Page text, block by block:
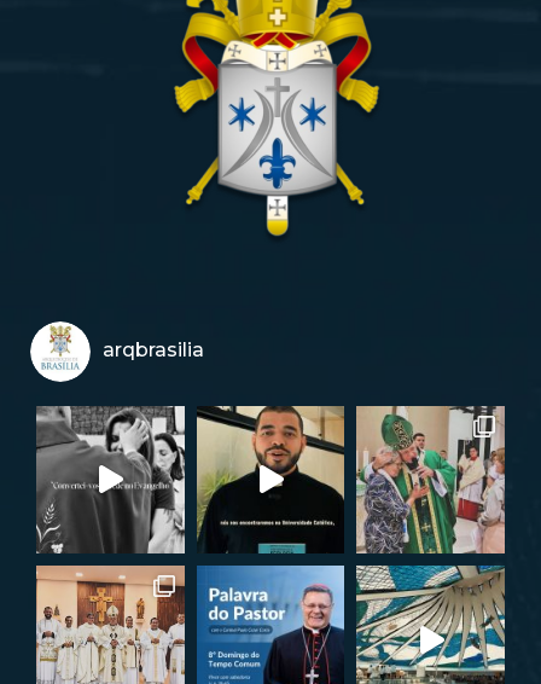
arqbrasilia